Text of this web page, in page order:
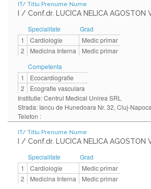
IT/ Titlu Prenume Nume
I / Conf.dr. LUCICA NELICA AGOSTON
Specialitate
Grad
1
Cardiologie
Medic primar
2
Medicina Interna
Medic primar
Competenta
1
Ecocardiografie
2
Ecografie vasculara
Institutie: Centrul Medical Unirea SRL
Strada: Iancu de Hunedoara Nr. 32, Cluj-
Telefon :
IT/ Titlu Prenume Nume
I / Conf.dr. LUCICA NELICA AGOSTON
Specialitate
Grad
1
Cardiologie
Medic primar
2
Medicina Interna
Medic primar